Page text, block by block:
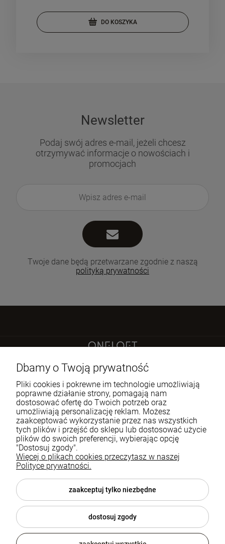
DO KOSZYKA
Newsletter
Podaj swój adres e-mail, jeżeli chcesz
otrzymywać informacje o nowościach i
promocjach
Twoje dane będą przetwarzane zgodnie z naszą
polityką prywatności
Sokoła 21 LU 2
722 335 445
biuro@oneloft.pl
Pomoc
Płatności i dostawa
Informacje
O nas
Dbamy o Twoją prywatność
Pliki cookies i pokrewne im technologie umożliwiają
poprawne działanie strony, pomagają nam
dostosować ofertę do Twoich potrzeb oraz
umożliwiają personalizację reklam. Możesz
zaakceptować wykorzystanie przez nas wszystkich
tych plików i przejść do sklepu lub dostosować użycie
plików do swoich preferencji, wybierając opcję
"Dostosuj zgody".
Więcej o plikach cookies przeczytasz w naszej
Polityce prywatności.
zaakceptuj tylko niezbędne
dostosuj zgody